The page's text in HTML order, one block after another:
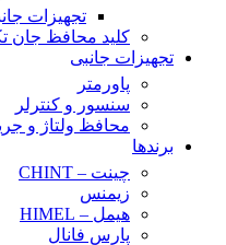
تجهیزات
کلید محافظ جان
تجهیزات جانبی
پاورمتر
سنسور و کنترلر
محافظ ولتاژ و‌
برندها
چینت – CHINT
زیمنس
هیمل – HIMEL
پارس فانال